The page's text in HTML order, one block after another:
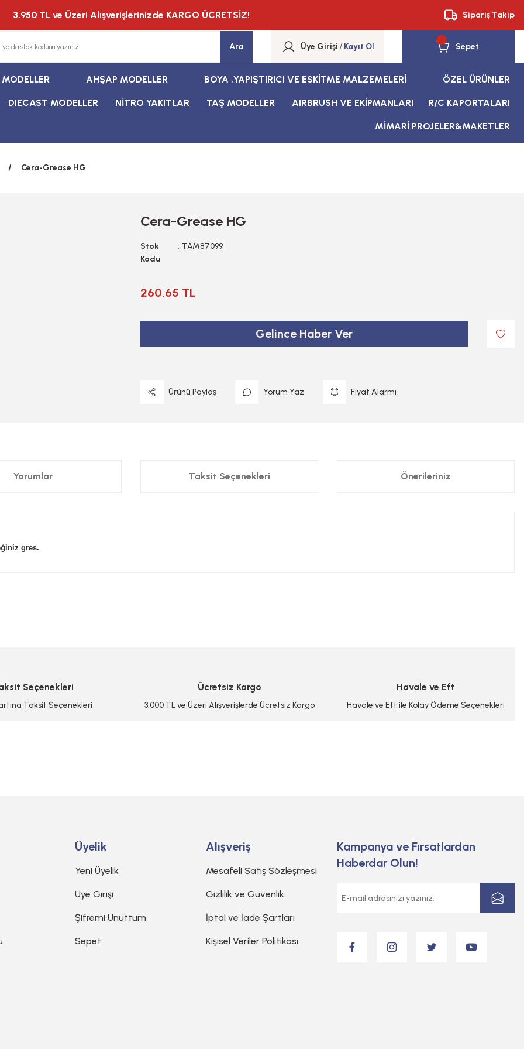
3.950 TL ve Üzeri Alışverişlerinizde KARGO ÜCRETSİZ! Sipariş Takip
Ara Üye Girişi / Kayıt Ol Sepet
AHŞAP MODELLER BOYA ,YAPIŞTIRICI VE ESKİTME MALZEMELERİ ÖZEL ÜRÜNLER
DIECAST MODELLER NİTRO YAKITLAR TAŞ MODELLER AIRBRUSH VE EKİPMANLARI R/C KAPORTALARI
MİMARİ PROJELER&MAKETLER
Cera-Grease HG
Cera-Grease HG
Stok
Kodu
TAM87099
260,65 TL
Gelince Haber Ver
Ürünü Paylaş Yorum Yaz Fiyat Alarmı
Yorumlar Taksit Seçenekleri Önerileriniz
gres.
Seçenekleri
Taksit Seçenekleri
Ücretsiz Kargo
3.000 TL ve Üzeri Alışverişlerde Ücretsiz Kargo
Havale ve Eft
Havale ve Eft ile Kolay Ödeme Seçenekleri
Üyelik
Yeni Üyelik
Üye Girişi
Şifremi Unuttum
Sepet
Alışveriş
Mesafeli Satış Sözleşmesi
Gizlilik ve Güvenlik
İptal ve İade Şartları
Kişisel Veriler Politikası
Kampanya ve Fırsatlardan
Haberdar Olun!